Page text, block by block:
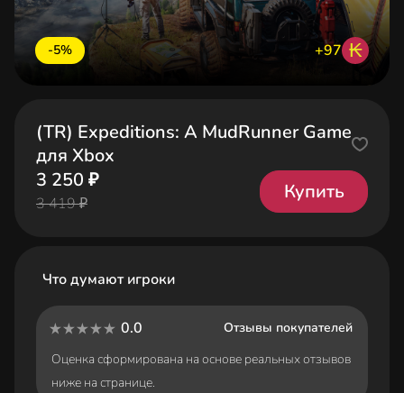
-5% +97 ₭
(TR) Expeditions: A MudRunner Game
для Xbox
3 250 ₽
3 419 ₽
Купить
Что думают игроки
0.0
Отзывы покупателей
Оценка сформирована на основе реальных отзывов
ниже на странице.